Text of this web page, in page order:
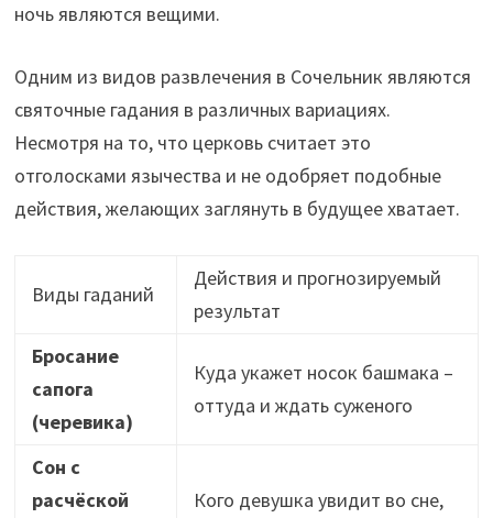
ночь являются вещими.
Одним из видов развлечения в Сочельник являются
святочные гадания в различных вариациях.
Несмотря на то, что церковь считает это
отголосками язычества и не одобряет подобные
действия, желающих заглянуть в будущее хватает.
Виды гаданий
Действия и прогнозируемый
результат
Бросание
сапога
(черевика)
Куда укажет носок башмака –
оттуда и ждать суженого
Сон с
расчёской
Кого девушка увидит во сне,